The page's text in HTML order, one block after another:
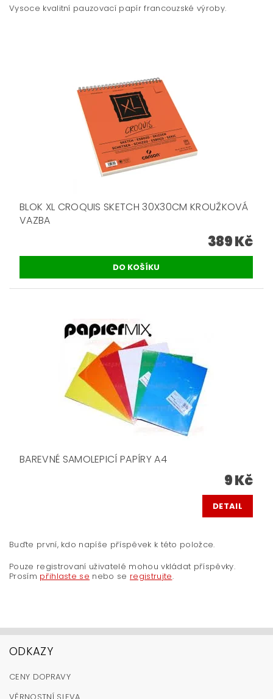
Vysoce kvalitní pauzovací papír francouzské výroby.
BLOK XL CROQUIS SKETCH 30X30CM KROUŽKOVÁ
VAZBA
389 Kč
BAREVNÉ SAMOLEPICÍ PAPÍRY A4
9 Kč
DETAIL
Buďte první, kdo napíše příspěvek k této položce.
Pouze registrovaní uživatelé mohou vkládat příspěvky.
Prosím přihlaste se nebo se registrujte.
ODKAZY
CENY DOPRAVY